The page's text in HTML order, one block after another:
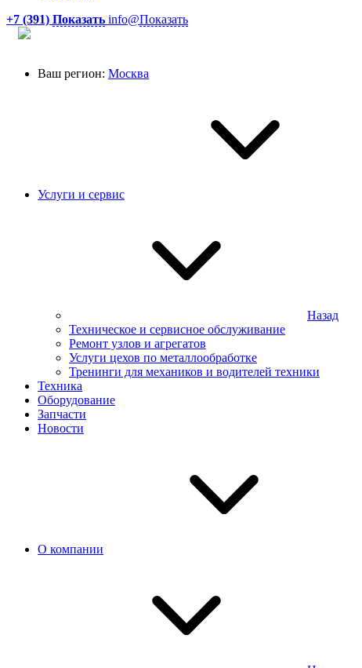
+7 (391) Показать info@Показать
Ваш регион: Москва
Услуги и сервис
Назад
Техническое и сервисное обслуживание
Ремонт узлов и агрегатов
Услуги цехов по металлообработке
Тренинги для механиков и водителей техники
Техника
Оборудование
Запчасти
Новости
О компании